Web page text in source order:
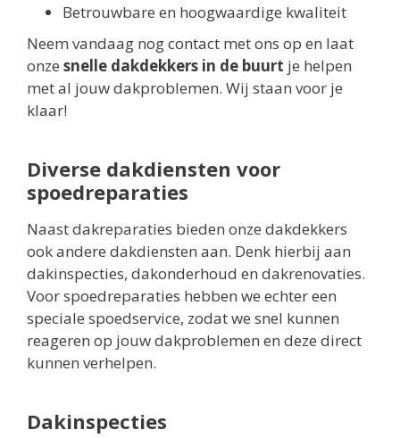
Betrouwbare en hoogwaardige kwaliteit
Neem vandaag nog contact met ons op en laat
onze snelle dakdekkers in de buurt je helpen
met al jouw dakproblemen. Wij staan voor je
klaar!
Diverse dakdiensten voor
spoedreparaties
Naast dakreparaties bieden onze dakdekkers
ook andere dakdiensten aan. Denk hierbij aan
dakinspecties, dakonderhoud en dakrenovaties.
Voor spoedreparaties hebben we echter een
speciale spoedservice, zodat we snel kunnen
reageren op jouw dakproblemen en deze direct
kunnen verhelpen.
Dakinspecties